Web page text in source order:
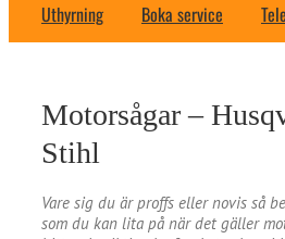
Uthyrning Boka service
Motorsågar –
Stihl
Vare sig du är proffs eller novis så
som du kan lita på när det gäller